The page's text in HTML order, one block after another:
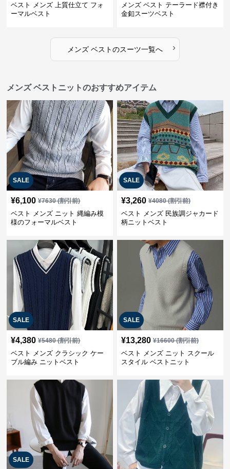
ベスト メンズ 上質仕立て フォ
ーマルベスト
メンズ ベスト テーラード襟付き
金釦スーツベスト
メンズ ベストのスーツ一覧へ ›
メンズ ベストニットのおすすめアイテム
SALE
¥6,100 ¥7630(割引前)
ベスト メンズ ニット 縄編み模
様のフォーマルベスト
SALE
¥3,260 ¥4080(割引前)
ベスト メンズ 民族調ジャカード
柄ニットベスト
SALE
¥4,380 ¥5480(割引前)
ベスト メンズ クラシック ケー
ブル編み ニットベスト
SALE
¥13,280 ¥16600(割引前)
ベスト メンズ ニット スクール
スタイル ベストニット
SALE